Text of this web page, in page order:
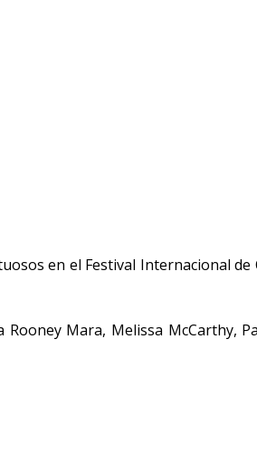
en el Festival Internacional
Mara, Melissa McCarthy,